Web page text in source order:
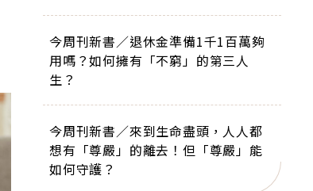
今周刊新書／退休金準備1千1百萬夠
用嗎？如何擁有「不窮」的第三人
生？
今周刊新書／來到生命盡頭，人人都
想有「尊嚴」的離去！但「尊嚴」能
如何守護？